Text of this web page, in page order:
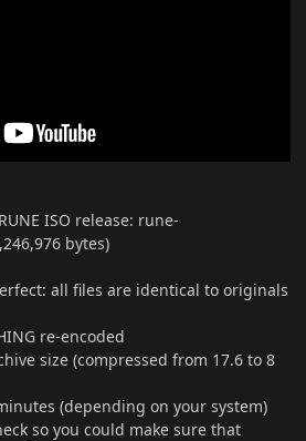
ISO release: rune-
bytes)
all files are identical to originals
re-encoded
size (compressed from 17.6 to 8
(depending on your system)
so you could make sure that